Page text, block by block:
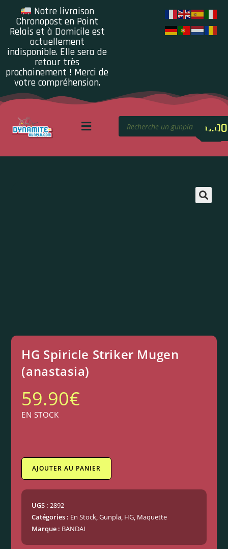
Notre livraison
Chronopost en Point
Relais et à Domicile est
actuellement
indisponible. Elle sera de
retour très
prochainement ! Merci de
votre compréhension.
0.00
HG Spiricle Striker Mugen
(anastasia)
59.90€
EN STOCK
AJOUTER AU PANIER
UGS :2892
Catégories : En Stock,Gunpla, HG, Maquette
Marque : BANDAI